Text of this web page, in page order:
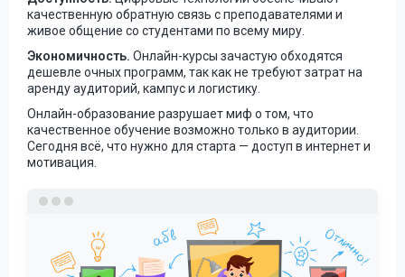
качественную обратную связь с преподавателями и
живое общение со студентами по всему миру.
Экономичность. Онлайн-курсы зачастую обходятся
дешевле очных программ, так как не требуют затрат на
аренду аудиторий, кампус и логистику.
Онлайн-образование разрушает миф о том, что
качественное обучение возможно только в аудитории.
Сегодня всё, что нужно для старта — доступ в интернет и
мотивация.